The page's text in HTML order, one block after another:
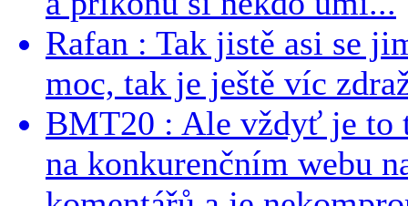
Rafan : Tak jistě asi se
moc, tak je ještě víc
BMT20 : Ale vždyť je to
na konkurenčním webu